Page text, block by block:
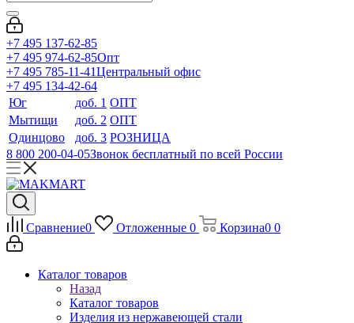
+7 495 137-62-85
+7 495 974-62-85Опт
+7 495 785-11-41Центральный офис
+7 495 134-42-64
Юг
доб. 1 ОПТ
Мытищи
доб. 2 ОПТ
Одинцово
доб. 3 РОЗНИЦА
8 800 200-04-05Звонок бесплатный по всей России
Сравнение0 Отложенные 0 Корзина0 0
Каталог товаров
Назад
Каталог товаров
Изделия из нержавеющей стали